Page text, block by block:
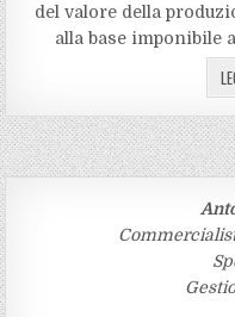
del valore della
alla base imponibile